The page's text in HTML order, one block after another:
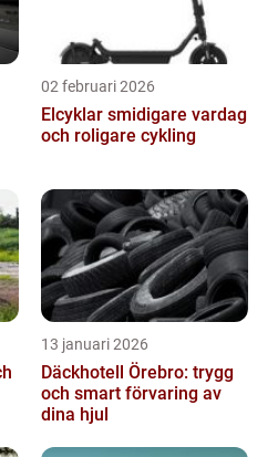
02 februari 2026
Elcyklar smidigare vardag
och roligare cykling
13 januari 2026
Däckhotell Örebro: trygg
och smart förvaring av
dina hjul